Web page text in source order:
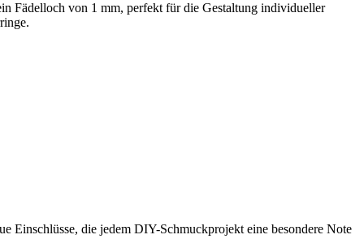
Fädelloch von 1 mm, perfekt für die Gestaltung individueller
Einschlüsse, die jedem DIY-Schmuckprojekt eine besondere Note